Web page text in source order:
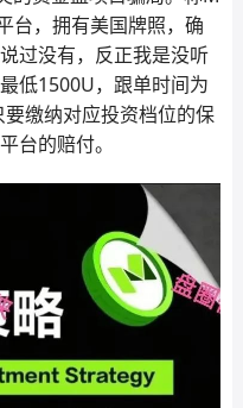
台，拥有美国牌照，确
过没有，反正我是没听
低1500U，跟单时间为
缴纳对应投资档位的保
台的赔付。